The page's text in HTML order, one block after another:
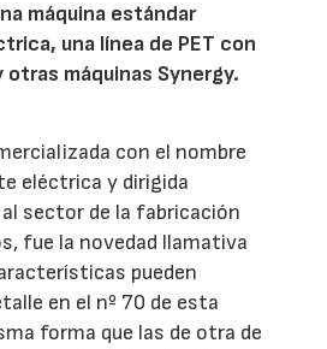
máquina estándar
una línea de PET con
otras máquinas Synergy.
con el nombre
eléctrica y dirigida
sector de la fabricación
fue la novedad llamativa
pueden
en el nº 70 de esta
forma que las de otra de